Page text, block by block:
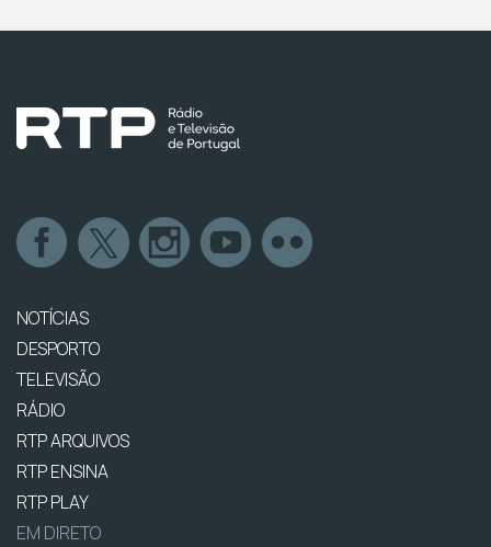
NOTÍCIAS
DESPORTO
TELEVISÃO
RÁDIO
RTP ARQUIVOS
RTP ENSINA
RTP PLAY
EM DIRETO